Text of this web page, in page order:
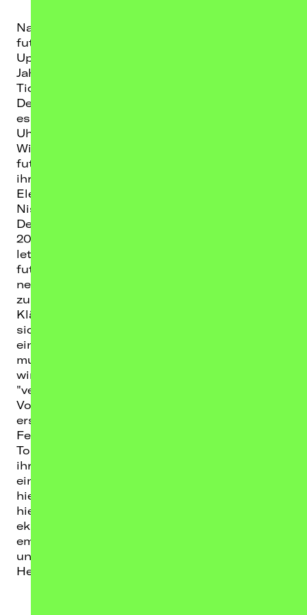
Nach einer kreativen Pause meldet sich
futurebae mit einem beeindruckenden Glow
Up zurück. Mit neuer Musik geht es nächstes
Jahr auf "The Hot Ex-Effekt" Tour 2026 -
Tickets für die sieben Tourstopps durch
Deutschland, Österreich und die Schweiz gibt
es ab Donnerstag, den 04.09.2025, ab 14:00
Uhr bei Krasser Stoff und Eventim. Lina
Winter, die hinter dem Künstlernamen
futurebae steht, hat in den letzten Jahren mit
ihrer einzigartigen Mischung aus Pop, Rap,
Elektro und R’n’B ihre eigene musikalische
Nische geschaffen. Mit dem Release ihres
Debütalbums "BLA (Berlin Love Affair)" im Jahr
2023 bewies sie bereits ihre Vielseitigkeit. Die
letzten Monate des kreativen Rückzugs haben
futurebae die Freiheit gegeben, ihre Musik
neu zu gestalten und ihren ganz eigenen Weg
zu finden. Sie ist bereit, ihre Fans mit frischen
Klängen und einer noch klareren Vision von
sich selbst zu überraschen. Bereitet euch auf
eine aufregende neue futurebae-Ära vor – ein
musikalischer Auftakt, der alles verändern
wird. Mit "glow up", "unterwegs" und
"verlieren" sind bereits erste Singles und ein
Vorgeschmack auf die neue musikalische Ära
erschienen. Und das ist nur der Anfang: Im
Februar 2026 startet die “The Hot Ex-Effekt”
Tour 2026. In sieben Städten wird futurebae
ihr neues Album live vorstellen. Wer schon
einmal ein futurebae-Konzert erlebt hat, weiß,
hier wird nicht einfach nur Musik gespielt –
hier wird geschwitzt, geweint, gelacht und
ekstatisch gefeiert. Jede Show ist ein
emotionaler Ausnahmezustand, roh und
unberechenbar, irgendwo zwischen
Herzschmerz und Rave.